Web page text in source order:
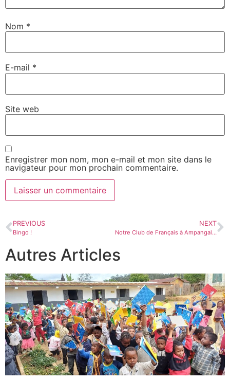
Nom *
E-mail *
Site web
Enregistrer mon nom, mon e-mail et mon site dans le
navigateur pour mon prochain commentaire.
PREVIOUS
Bingo !
NEXT
Notre Club de Français à Ampangalantsary est ouvert !
Autres Articles